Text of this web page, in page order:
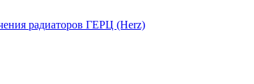
радиаторов ГЕРЦ (Herz)